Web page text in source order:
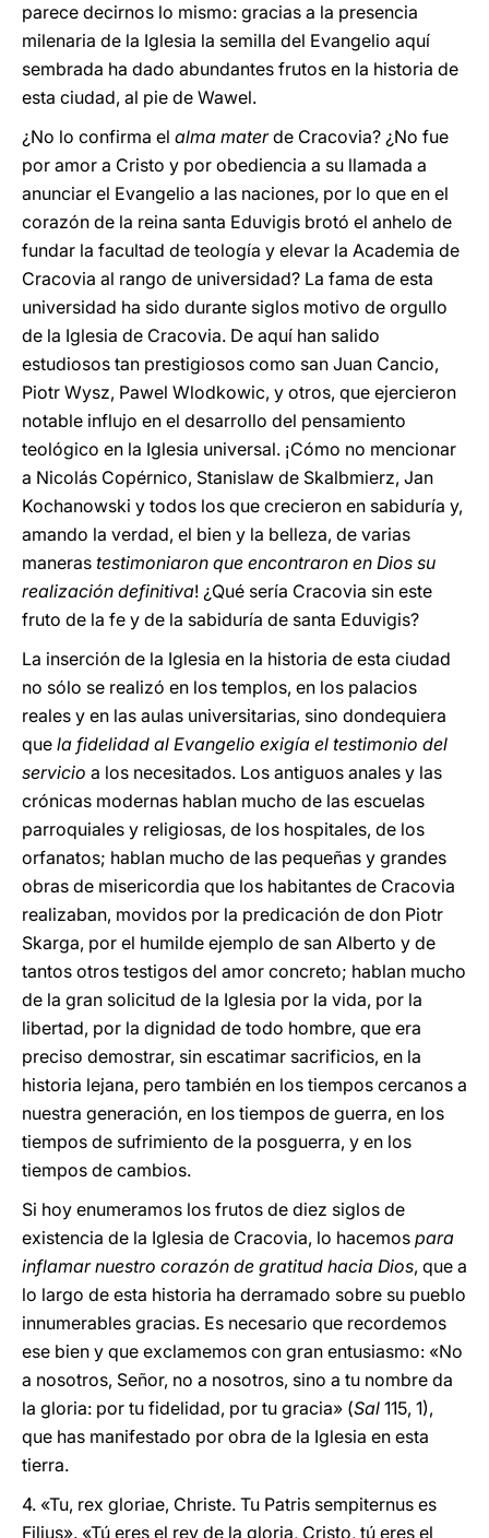
parece decirnos lo mismo: gracias a la presencia
milenaria de la Iglesia la semilla del Evangelio aquí
sembrada ha dado abundantes frutos en la historia de
esta ciudad, al pie de Wawel.
¿No lo confirma el alma materde Cracovia? ¿No fue
por amor a Cristo y por obediencia a su llamada a
anunciar el Evangelio a las naciones, por lo que en el
corazón de la reina santa Eduvigis brotó el anhelo de
fundar la facultad de teología y elevar la Academia de
Cracovia al rango de universidad? La fama de esta
universidad ha sido durante siglos motivo de orgullo
de la Iglesia de Cracovia. De aquí han salido
estudiosos tan prestigiosos como san Juan Cancio,
Piotr Wysz, Pawel Wlodkowic, y otros, que ejercieron
notable influjo en el desarrollo del pensamiento
teológico en la Iglesia universal. ¡Cómo no mencionar
a Nicolás Copérnico, Stanislaw de Skalbmierz, Jan
Kochanowski y todos los que crecieron en sabiduría y,
amando la verdad, el bien y la belleza, de varias
maneras testimoniaron que encontraron en Dios su
realización definitiva! ¿Qué sería Cracovia sin este
fruto de la fe y de la sabiduría de santa Eduvigis?
La inserción de la Iglesia en la historia de esta ciudad
no sólo se realizó en los templos, en los palacios
reales y en las aulas universitarias, sino dondequiera
que la fidelidad al Evangelio exigía el testimonio del
servicio a los necesitados. Los antiguos anales y las
crónicas modernas hablan mucho de las escuelas
parroquiales y religiosas, de los hospitales, de los
orfanatos; hablan mucho de las pequeñas y grandes
obras de misericordia que los habitantes de Cracovia
realizaban, movidos por la predicación de don Piotr
Skarga, por el humilde ejemplo de san Alberto y de
tantos otros testigos del amor concreto; hablan mucho
de la gran solicitud de la Iglesia por la vida, por la
libertad, por la dignidad de todo hombre, que era
preciso demostrar, sin escatimar sacrificios, en la
historia lejana, pero también en los tiempos cercanos a
nuestra generación, en los tiempos de guerra, en los
tiempos de sufrimiento de la posguerra, y en los
tiempos de cambios.
Si hoy enumeramos los frutos de diez siglos de
existencia de la Iglesia de Cracovia, lo hacemos para
inflamar nuestro corazón de gratitud hacia Dios, que a
lo largo de esta historia ha derramado sobre su pueblo
innumerables gracias. Es necesario que recordemos
ese bien y que exclamemos con gran entusiasmo: «No
a nosotros, Señor, no a nosotros, sino a tu nombre da
la gloria: por tu fidelidad, por tu gracia» (Sal 115, 1),
que has manifestado por obra de la Iglesia en esta
tierra.
4. «Tu, rex gloriae, Christe. Tu Patris sempiternus es
Filius». «Tú eres el rey de la gloria, Cristo, tú eres el